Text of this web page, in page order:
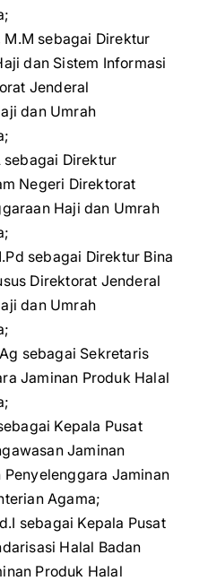
M.M sebagai Direktur
dan Sistem Informasi
Jenderal
dan Umrah
sebagai Direktur
Negeri Direktorat
Haji dan Umrah
sebagai Direktur Bina
Direktorat Jenderal
dan Umrah
sebagai Sekretaris
Jaminan Produk Halal
Kepala Pusat
Jaminan
Penyelenggara Jaminan
Agama;
sebagai Kepala Pusat
Halal Badan
Produk Halal